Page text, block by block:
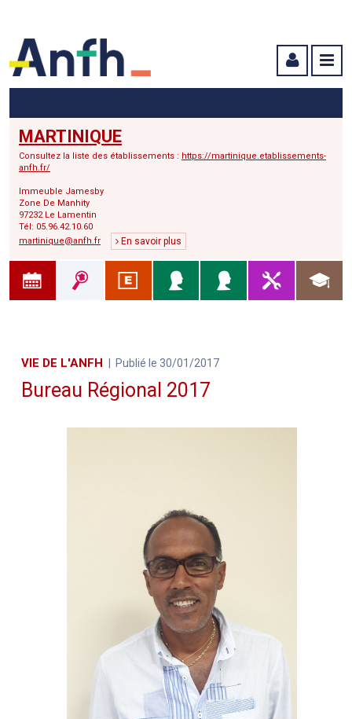
MARTINIQUE
Consultez la liste des établissements : https://martinique.etablissements-
anfh.fr/
Immeuble Jamesby
Zone De Manhity
97232 Le Lamentin
Tél: 05.96.42.10.60
martinique@anfh.fr
En savoir plus
VIE DE L'ANFH Publié le 30/01/2017
Bureau Régional 2017